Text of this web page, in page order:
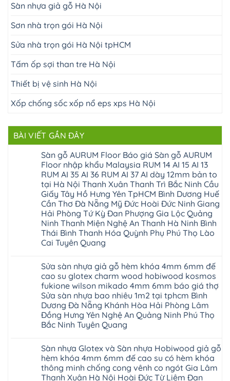
Sàn nhựa giả gỗ Hà Nội
Sơn nhà trọn gói Hà Nội
Sửa nhà trọn gói Hà Nội tpHCM
Tấm ốp sợi than tre Hà Nội
Thiết bị vệ sinh Hà Nội
Xốp chống sốc xốp nổ eps xps Hà Nội
BÀI VIẾT GẦN ĐÂY
Sàn gỗ AURUM Floor Báo giá Sàn gỗ AURUM
Floor nhập khẩu Malaysia RUM 14 AI 15 AI 13
RUM AI 35 AI 36 RUM AI 37 AI dày 12mm bản to
tại Hà Nội Thanh Xuân Thanh Trì Bắc Ninh Cầu
Giấy Tây Hồ Hưng Yên TpHCM Bình Dương Huế
Cần Thơ Đà Nẵng Mỹ Đức Hoài Đức Ninh Giang
Hải Phòng Tứ Kỳ Đan Phượng Gia Lộc Quảng
Ninh Thanh Miện Nghệ An Thanh Hà Ninh Bình
Thái Bình Thanh Hóa Quỳnh Phụ Phú Thọ Lào
Cai Tuyên Quang
bình
luận
ở
Sàn
gỗ
AURUM
Floor
Báo
giá
Sàn
Floor
nhập
khẩu
Malaysia
RUM
Sửa sàn nhựa giả gỗ hèm khóa 4mm 6mm đế
cao su glotex charm wood hobiwood kosmos
fukione wilson mikado 4mm 6mm báo giá thợ
Sửa sàn nhựa bao nhiêu 1m2 tại tphcm Bình
Dương Đà Nẵng Khánh Hòa Hải Phòng Lâm
Đồng Hưng Yên Nghệ An Quảng Ninh Phú Thọ
Bắc Ninh Tuyên Quang
bình
luận
ở
Sửa
sàn
Sàn nhựa Glotex và Sàn nhựa Hobiwood giả gỗ
hèm khóa 4mm 6mm đế cao su có hèm khóa
thông minh chống cong vênh co ngót Gia Lâm
Thanh Xuân Hà Nội Hoài Đức Từ Liêm Đan